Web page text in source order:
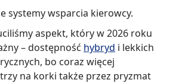
systemy wsparcia kierowcy.
aspekt, który w 2026 roku
– dostępność hybryd i lekkich
bo coraz więcej
na korki także przez pryzmat